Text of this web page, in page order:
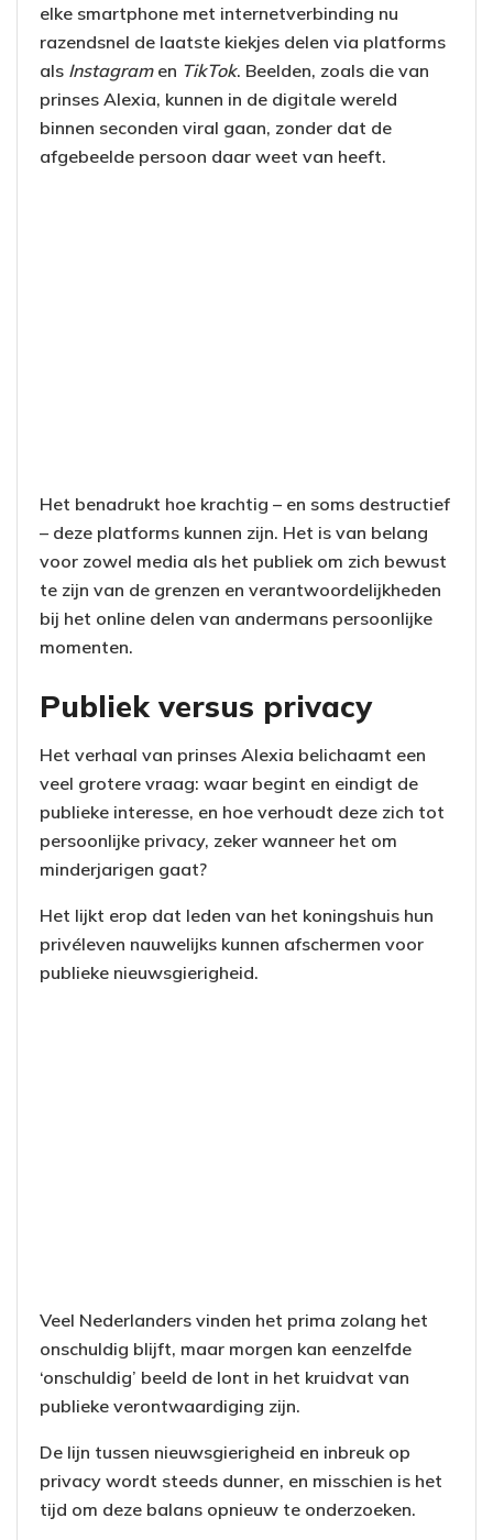
elke smartphone met internetverbinding nu
razendsnel de laatste kiekjes delen via platforms
als Instagramen TikTok. Beelden, zoals die van
prinses Alexia, kunnen in de digitale wereld
binnen seconden viral gaan, zonder dat de
afgebeelde persoon daar weet van heeft.
Het benadrukt hoe krachtig – en soms destructief
– deze platforms kunnen zijn. Het is van belang
voor zowel media als het publiek om zich bewust
te zijn van de grenzen en verantwoordelijkheden
bij het online delen van andermans persoonlijke
momenten.
Publiek versus privacy
Het verhaal van prinses Alexia belichaamt een
veel grotere vraag: waar begint en eindigt de
publieke interesse, en hoe verhoudt deze zich tot
persoonlijke privacy, zeker wanneer het om
minderjarigen gaat?
Het lijkt erop dat leden van het koningshuis hun
privéleven nauwelijks kunnen afschermen voor
publieke nieuwsgierigheid.
Veel Nederlanders vinden het prima zolang het
onschuldig blijft, maar morgen kan eenzelfde
‘onschuldig’ beeld de lont in het kruidvat van
publieke verontwaardiging zijn.
De lijn tussen nieuwsgierigheid en inbreuk op
privacy wordt steeds dunner, en misschien is het
tijd om deze balans opnieuw te onderzoeken.